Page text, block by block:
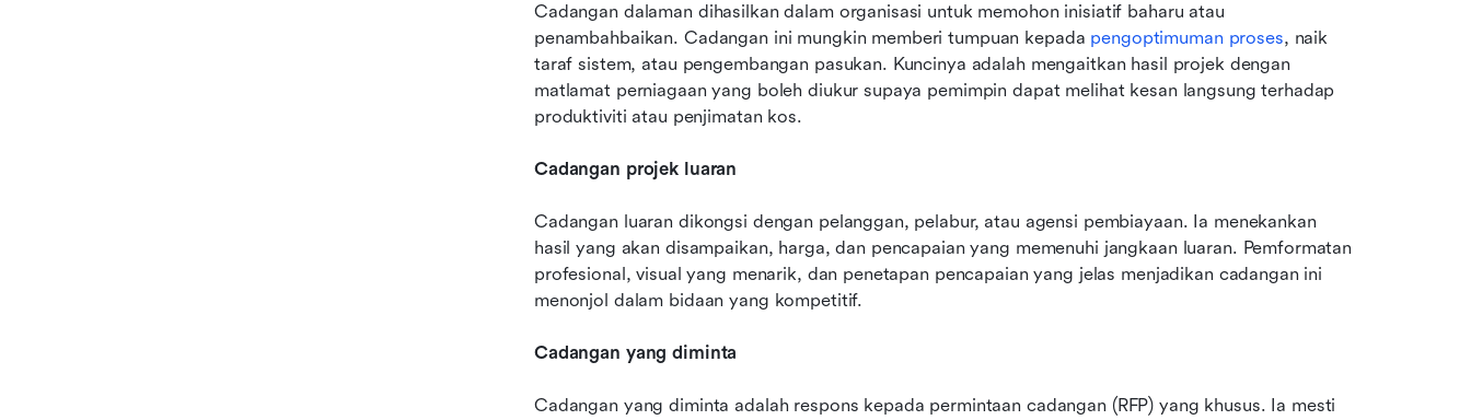
Cadangan dalaman dihasilkan dalam organisasi untuk memohon inisiatif baharu atau
penambahbaikan. Cadangan ini mungkin memberi tumpuan kepada pengoptimuman proses, naik
taraf sistem, atau pengembangan pasukan. Kuncinya adalah mengaitkan hasil projek dengan
matlamat perniagaan yang boleh diukur supaya pemimpin dapat melihat kesan langsung terhadap
produktiviti atau penjimatan kos.
Cadangan projek luaran
Cadangan luaran dikongsi dengan pelanggan, pelabur, atau agensi pembiayaan. Ia menekankan
hasil yang akan disampaikan, harga, dan pencapaian yang memenuhi jangkaan luaran. Pemformatan
profesional, visual yang menarik, dan penetapan pencapaian yang jelas menjadikan cadangan ini
menonjol dalam bidaan yang kompetitif.
Cadangan yang diminta
Cadangan yang diminta adalah respons kepada permintaan cadangan (RFP) yang khusus. Ia mesti